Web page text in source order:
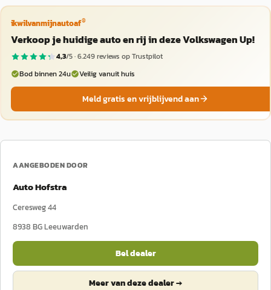
ikwilvanmijnautoaf®
Verkoop je huidige auto en rij in deze Volkswagen Up!
4,3/5 ·6.249reviews op Trustpilot
Bod binnen 24u
Veilig vanuit huis
Meld gratis en vrijblijvend aan
AANGEBODEN DOOR
Auto Hofstra
Ceresweg 44
8938 BGLeeuwarden
Bel dealer
Meer van deze dealer →